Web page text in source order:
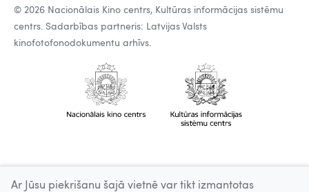
© 2026 Nacionālais Kino centrs, Kultūras informācijas sistēmu
centrs. Sadarbības partneris: Latvijas Valsts
kinofotofonodokumentu arhīvs.
Ar Jūsu piekrišanu šajā vietnē var tikt izmantotas